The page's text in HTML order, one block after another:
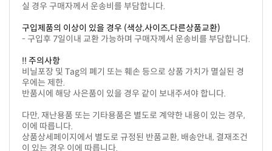
실 경우 구매자께서 운송비를 부담합니다.
구입제품의 이상이 있을 경우 (색상,사이즈,다른상품교환)
- 구입후 7일이내 교환 가능하며 구매자께서 운송비를 부담합니다.
!! 주의사항
우에는 제한.
반품시에 해당 사은품이 있을 경우 같이 보내주셔야 합니다.
이에 따릅니다.
이 있는 경우 이에 따릅니다.